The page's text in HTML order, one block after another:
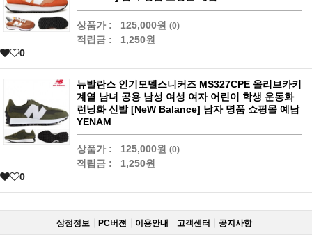
상품가 : 125,000원 (0)
적립금 :
1,250원
0
뉴발란스 인기모델스니커즈 MS327CPE 올리브카키
계열 남녀 공용 남성 여성 여자 어린이 학생 운동화
런닝화 신발 [NeW Balance] 남자 명품 쇼핑몰 예남
YENAM
상품가 : 125,000원 (0)
적립금 :
1,250원
0
상점정보 PC버젼 이용안내 고객센터 공지사항